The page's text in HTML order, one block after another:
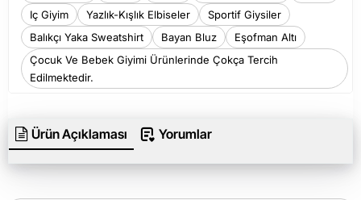
Iç Giyim
Yazlık-Kışlık Elbiseler
Sportif Giysiler
Balıkçı Yaka Sweatshirt
Bayan Bluz
Eşofman Altı
Çocuk Ve Bebek Giyimi Ürünlerinde Çokça Tercih
Edilmektedir.
Ürün Açıklaması Yorumlar